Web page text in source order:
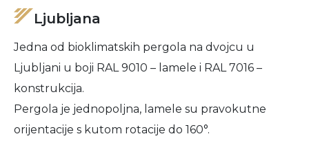
Ljubljana
Jedna od bioklimatskih pergola na dvojcu u
Ljubljani u boji RAL 9010 – lamele i RAL 7016 –
konstrukcija.
Pergola je jednopoljna, lamele su pravokutne
orijentacije s kutom rotacije do 160°.